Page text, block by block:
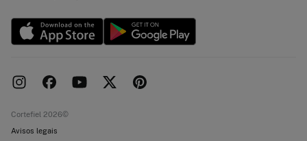
Cortefiel 2026©
Avisos legais